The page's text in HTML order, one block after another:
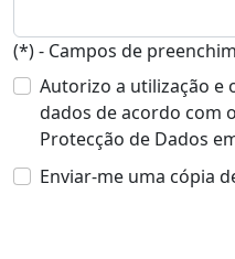
(*) - Campos de
Autorizo a utilização e
dados de acordo com
Protecção de Dados
Enviar-me uma cópia